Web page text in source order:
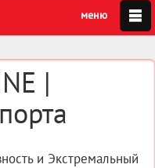
|
и Экстремальный